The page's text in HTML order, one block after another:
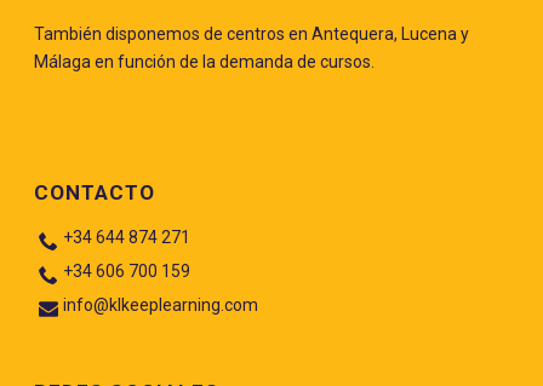
También disponemos de centros en Antequera, Lucena y
Málaga en función de la demanda de cursos.
CONTACTO
+34 644 874 271
+34 606 700 159
info@klkeeplearning.com